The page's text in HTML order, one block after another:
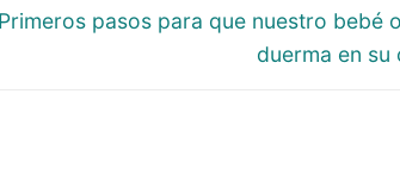
Primeros pasos para que nuestro bebé
duerma en su